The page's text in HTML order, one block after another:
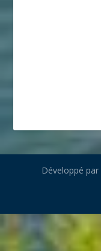
Développé par